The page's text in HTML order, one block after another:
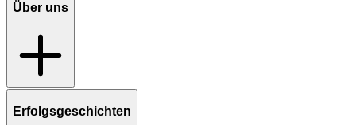
Über uns
Erfolgsgeschichten